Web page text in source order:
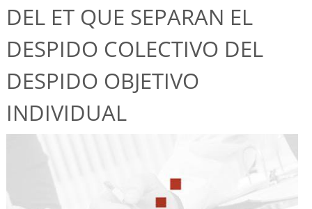
DEL ET QUE SEPARAN EL
DESPIDO COLECTIVO DEL
DESPIDO OBJETIVO
INDIVIDUAL